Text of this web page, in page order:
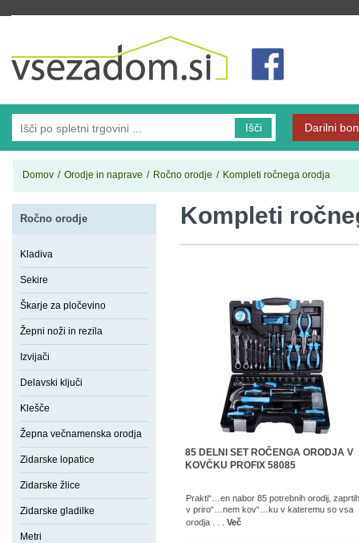
Išči Darilni
Domov / Orodje in naprave / Ročno orodje / Kompleti ročnega orodja
Ročno orodje
Kladiva
Sekire
Škarje za pločevino
Žepni noži in rezila
Izvijači
Delavski ključi
Klešče
Žepna večnamenska orodja
Zidarske lopatice
Zidarske žlice
Zidarske gladilke
Metri
Kompleti
85 DELNI SET ROČENGA ORODJA V
KOVČKU PROFIX 58085
Prakti“…en nabor 85 potrebnih orodij, zaprtih
v priro“…nem kov“…ku v kateremu so vsa
orodja . . . Več